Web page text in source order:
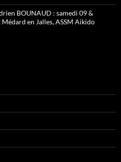
BOUNAUD : samedi 09 &
en Jalles, ASSM Aikido